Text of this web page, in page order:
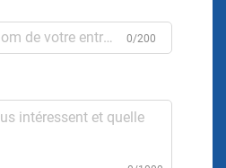
0/200